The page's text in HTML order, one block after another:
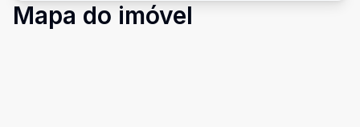
Mapa do imóvel